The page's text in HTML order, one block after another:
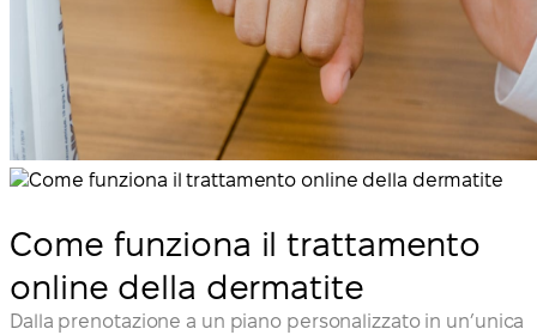
Come funziona il trattamento
online della dermatite
Dalla prenotazione a un piano personalizzato in un’unica